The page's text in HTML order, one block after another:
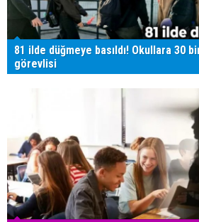
81 ilde düğmeye basıldı! Okullara 30
görevlisi